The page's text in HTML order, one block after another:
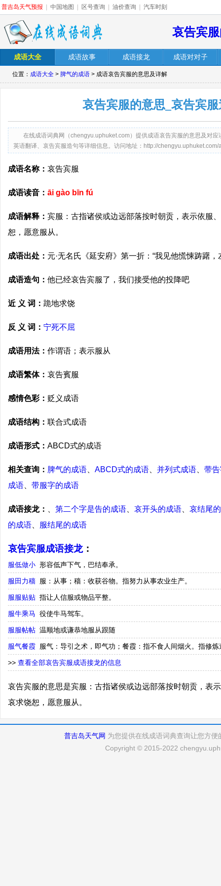
普吉岛天气预报 中国地图 区号查询 油价查询 汽车时刻
哀告宾
成语大全 成语故事 成语接龙 成语对对子
位置： 成语大全 > 脾气的成语 > 成语哀告宾服的意思及详解
哀告宾服的意思_哀告宾
在线成语词典网（chengyu.uphuket.com）提供成语哀告宾服的意思及对
英语翻译、哀告宾服造句等详细信息。访问地址：http://
成语名称： 哀告宾服
成语读音： āi gào bīn fú
成语解释： 宾服：古指诸侯或边远部落按时朝贡，表示依服
恕，愿意服从。
成语出处： 元·无名氏《延安府》第一折：“我见他慌悚踌躇
成语造句： 他已经哀告宾服了，我们接受他的投降吧
近 义 词： 跪地求饶
反 义 词： 宁死不屈
成语用法： 作谓语；表示服从
成语繁体： 哀告賓服
感情色彩： 贬义成语
成语结构： 联合式成语
成语形式： ABCD式的成语
相关查询： 脾气的成语 ABCD式的成语 并列式成语
带
成语
带服字的成语
成语接龙： 第二个字是告的成语 哀开头的成语
哀结尾
的成语
服结尾的成语
哀告宾服成语接龙：
服低做小 形容低声下气，巴结奉承。
服田力穑 服：从事；穑：收获谷物。指努力从事农业生产。
服服贴贴 指让人信服或物品平整。
服牛乘马 役使牛马驾车。
服服帖帖 温顺地或谦恭地服从跟随
服气餐霞 服气：导引之术，即气功；餐霞：指不食人间烟火。指修炼
>> 查看全部哀告宾服成语接龙的信息
哀告宾服的意思是宾服：古指诸侯或边远部落按时朝贡，表
哀求饶恕，愿意服从。
普吉岛天气网 为您提供在线成语词典查询让您方
Copyright © 2015-2022